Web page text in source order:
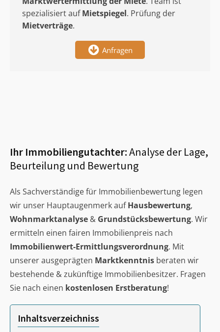
spezialisiert aufMietspiegel. Prüfung der
Mietverträge.
Anfragen
Ihr Immobiliengutachter:Analyse der Lage,
Beurteilung und Bewertung
Als Sachverständige für Immobilienbewertung legen
wir unser Hauptaugenmerk aufHausbewertung,
Wohnmarktanalyse & Grundstücksbewertung. Wir
ermitteln einen fairen Immobilienpreis nach
Immobilienwert-Ermittlungsverordnung. Mit
unserer ausgeprägten Marktkenntnis beraten wir
bestehende & zukünftige Immobilienbesitzer. Fragen
Sie nach einen kostenlosen Erstberatung!
Inhaltsverzeichniss